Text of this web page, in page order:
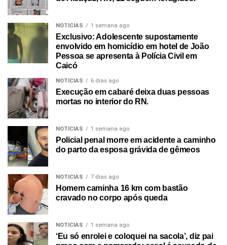
NOTICIAS 1 semana ago
Exclusivo: Adolescente supostamente
envolvido em homicídio em hotel de João
Pessoa se apresenta à Polícia Civil em
Caicó
NOTICIAS 6 dias ago
Execução em cabaré deixa duas pessoas
mortas no interior do RN.
NOTICIAS 1 semana ago
Policial penal morre em acidente a caminho
do parto da esposa grávida de gêmeos
NOTICIAS 7 dias ago
Homem caminha 16 km com bastão
cravado no corpo após queda
NOTICIAS 1 semana ago
‘Eu só enrolei e coloquei na sacola’, diz pai